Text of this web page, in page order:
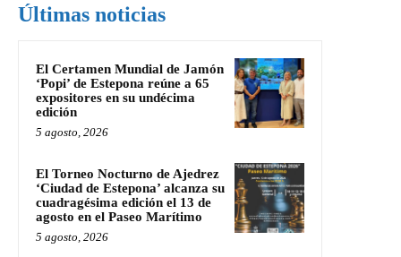
Últimas noticias
El Certamen Mundial de Jamón
‘Popi’ de Estepona reúne a 65
expositores en su undécima
edición
5 agosto, 2026
El Torneo Nocturno de Ajedrez
‘Ciudad de Estepona’ alcanza su
cuadragésima edición el 13 de
agosto en el Paseo Marítimo
5 agosto, 2026